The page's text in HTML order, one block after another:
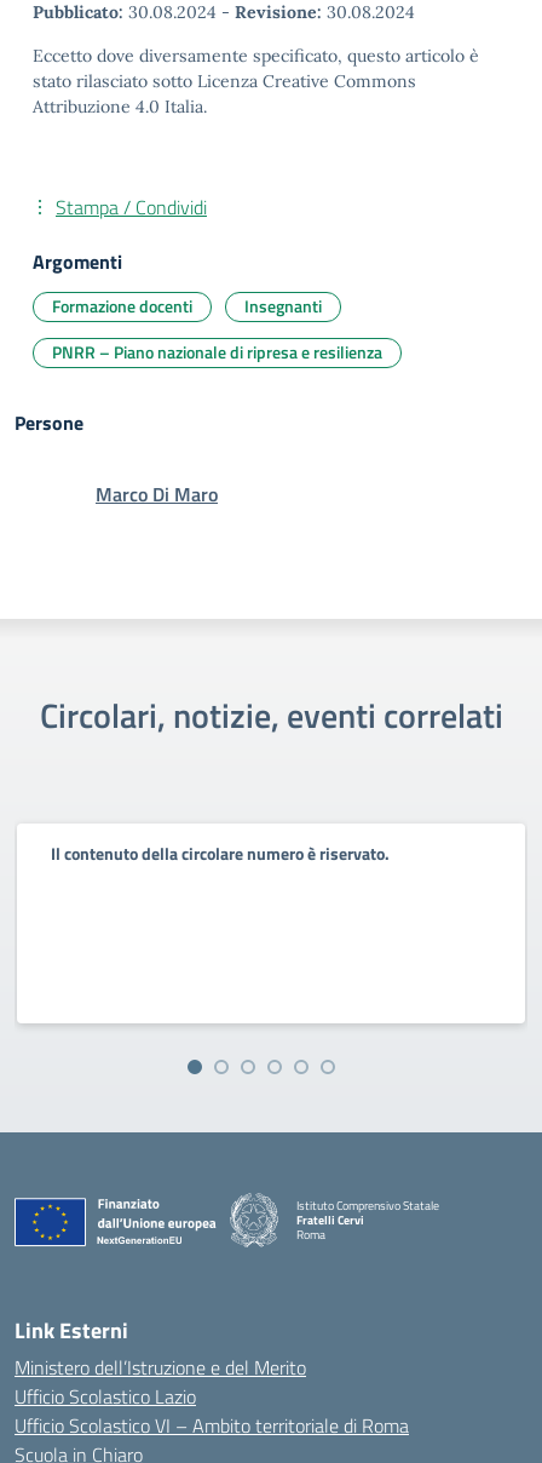
Pubblicato: 30.08.2024 - Revisione: 30.08.2024
Eccetto dove diversamente specificato, questo articolo è
stato rilasciato sotto Licenza Creative Commons
Attribuzione 4.0 Italia.
Stampa / Condividi
Argomenti
Formazione docenti
Insegnanti
PNRR – Piano nazionale di ripresa e resilienza
Persone
Marco Di Maro
Circolari, notizie, eventi correlati
Il contenuto della circolare numero è riservato.
Istituto Comprensivo Statale
Fratelli Cervi
Roma
Link Esterni
Ministero dell’Istruzione e del Merito
Ufficio Scolastico Lazio
Ufficio Scolastico VI – Ambito territoriale di Roma
Scuola in Chiaro